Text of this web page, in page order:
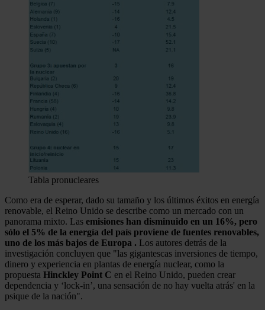
Tabla pronucleares
Como era de esperar, dado su tamaño y los últimos éxitos en energía
renovable, el Reino Unido se describe como un mercado con un
panorama mixto. Las emisiones han disminuido en un 16%, pero
sólo el 5% de la energía del país proviene de fuentes renovables,
uno de los más bajos de Europa . Los autores detrás de la
investigación concluyen que "las gigantescas inversiones de tiempo,
dinero y experiencia en plantas de energía nuclear, como la
propuesta Hinckley Point C en el Reino Unido, pueden crear
dependencia y ‘lock-in’, una sensación de no hay vuelta atrás' en la
psique de la nación".